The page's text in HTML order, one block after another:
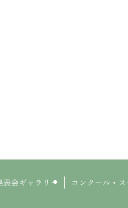
表会ギャラリー コンクール・